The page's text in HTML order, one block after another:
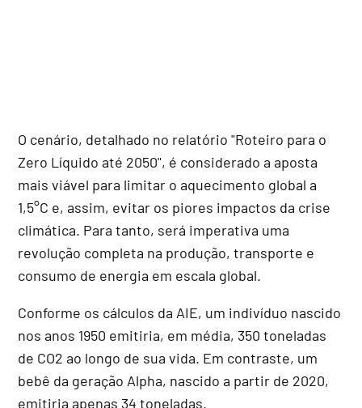
O cenário, detalhado no relatório "Roteiro para o
Zero Líquido até 2050", é considerado a aposta
mais viável para limitar o aquecimento global a
1,5°C e, assim, evitar os piores impactos da crise
climática. Para tanto, será imperativa uma
revolução completa na produção, transporte e
consumo de energia em escala global.
Conforme os cálculos da AIE, um indivíduo nascido
nos anos 1950 emitiria, em média, 350 toneladas
de CO2 ao longo de sua vida. Em contraste, um
bebê da geração Alpha, nascido a partir de 2020,
emitiria apenas 34 toneladas.